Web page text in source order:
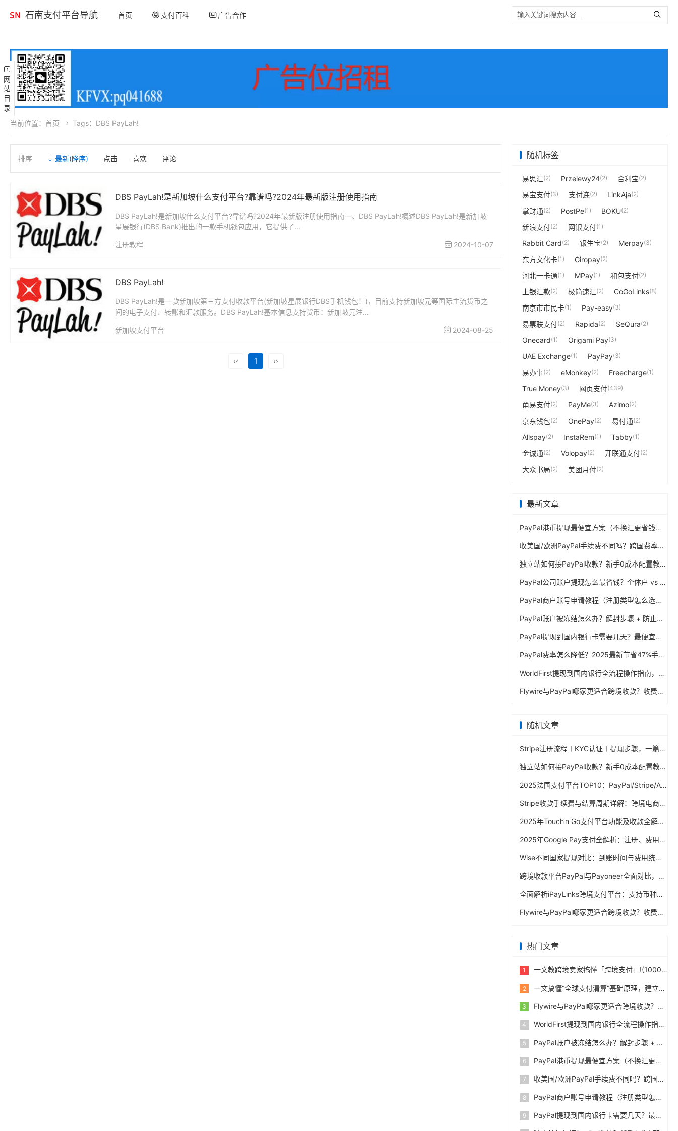
石南支付平台导航 首页 支付百科 广告合作
网站目录
当前位置： 首页 Tags：DBS PayLah!
排序 最新(降序) 点击 喜欢 评论
DBS PayLah!是新加坡什么支付平台?靠谱吗?2024年最新版注册使用指南
DBS PayLah!是新加坡什么支付平台?靠谱吗?2024年最新版注册使用指南一、DBS PayLah!概述DBS PayLah!是新加坡
星展银行(DBS Bank)推出的一款手机钱包应用，它提供了...
注册教程 2024-10-07
DBS PayLah!
DBS PayLah!是一款新加坡第三方支付收款平台(新加坡星展银行DBS手机钱包！)，目前支持新加坡元等国际主流货币之
间的电子支付、转账和汇款服务。DBS PayLah!基本信息支持货币：新加坡元注...
新加坡支付平台 2024-08-25
‹‹ 1 ››
随机标签
易思汇(2) Przelewy24(2) 合利宝(2)
易宝支付(3) 支付连(2) LinkAja(2)
掌财通(2) PostPe(1) BOKU(2)
新浪支付(2) 网银支付(1)
Rabbit Card(2) 银生宝(2) Merpay(3)
东方文化卡(1) Giropay(2)
河北一卡通(1) MPay(1) 和包支付(2)
上银汇款(2) 极简速汇(2) CoGoLinks(8)
南京市市民卡(1) Pay-easy(3)
易票联支付(2) Rapida(2) SeQura(2)
Onecard(1) Origami Pay(3)
UAE Exchange(1) PayPay(3)
易办事(2) eMonkey(2) Freecharge(1)
True Money(3) 网页支付(439)
甬易支付(2) PayMe(3) Azimo(2)
京东钱包(2) OnePay(2) 易付通(2)
Allspay(2) InstaRem(1) Tabby(1)
金诚通(2) Volopay(2) 开联通支付(2)
大众书局(2) 美团月付(2)
最新文章
PayPal港币提现最便宜方案（不换汇更省钱）
收美国/欧洲PayPal手续费不同吗？跨国费率表曝光
独立站如何接PayPal收款？新手0成本配置教程
PayPal公司账户提现怎么最省钱？个体户 vs 公司对比
PayPal商户账号申请教程（注册类型怎么选？避坑指南）
PayPal账户被冻结怎么办？解封步骤 + 防止再次限制指南
PayPal提现到国内银行卡需要几天？最便宜的方法公布
PayPal费率怎么降低？2025最新节省47%手续费方案
WorldFirst提现到国内银行全流程操作指南，卖家必读完整攻略
Flywire与PayPal哪家更适合跨境收款？收费到账体验全面评测
随机文章
Stripe注册流程＋KYC认证＋提现步骤，一篇搞定
独立站如何接PayPal收款？新手0成本配置教程
2025法国支付平台TOP10：PayPal/Stripe/Adyen谁称霸？深度解析
Stripe收款手续费与结算周期详解：跨境电商必读指南
2025年Touch‘n Go支付平台功能及收款全解析
2025年Google Pay支付全解析：注册、费用、提现完整指南
Wise不同国家提现对比：到账时间与费用统计
跨境收款平台PayPal与Payoneer全面对比，哪家更适合你？
全面解析iPayLinks跨境支付平台：支持币种、费用与注册流程全指南
Flywire与PayPal哪家更适合跨境收款？收费到账体验全面评测
热门文章
1 一文教跨境卖家搞懂「跨境支付」!(10000字)
2 一文搞懂“全球支付清算”基础原理，建立跨境支付底层认知
3 Flywire与PayPal哪家更适合跨境收款？收费到账体验全面评测
4 WorldFirst提现到国内银行全流程操作指南，卖家必读完整攻略
5 PayPal账户被冻结怎么办？解封步骤 + 防止再次限制指南
6 PayPal港币提现最便宜方案（不换汇更省钱）
7 收美国/欧洲PayPal手续费不同吗？跨国费率表曝光
8 PayPal商户账号申请教程（注册类型怎么选？避坑指南）
9 PayPal提现到国内银行卡需要几天？最便宜的方法公布